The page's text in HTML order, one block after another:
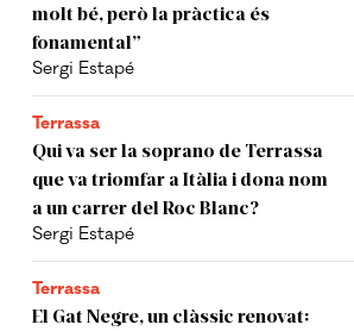
molt bé, però la pràctica és
fonamental”
Sergi Estapé
Terrassa
Qui va ser la soprano de Terrassa
que va triomfar a Itàlia i dona nom
a un carrer del Roc Blanc?
Sergi Estapé
Terrassa
El Gat Negre, un clàssic renovat: